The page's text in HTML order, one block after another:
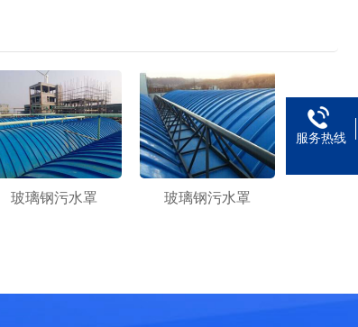
玻璃钢污水罩 玻璃钢污水罩
服务热线